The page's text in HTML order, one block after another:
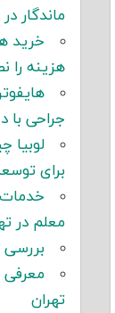
ماندگار
خرید
هزینه را
جراحی با
لوبیا
برای
خدمات
معلم در
معرفی
تهران